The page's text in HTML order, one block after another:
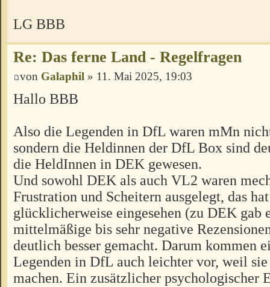
LG BBB
Re: Das ferne Land - Regelfragen
von Galaphil » 11. Mai 2025, 19:03
Hallo BBB
Also die Legenden in DfL waren mMn
sondern die Heldinnen der DfL Box sind
die HeldInnen in DEK gewesen.
Und sowohl DEK als auch VL2 waren
Frustration und Scheitern ausgelegt, das
glücklicherweise eingesehen (zu DEK gab
mittelmäßige bis sehr negative
deutlich besser gemacht. Darum kommen
Legenden in DfL auch leichter vor, weil sie
machen. Ein zusätzlicher psychologischer